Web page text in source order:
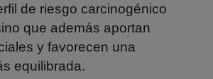
de riesgo carcinogénico
que además aportan
y favorecen una
equilibrada.